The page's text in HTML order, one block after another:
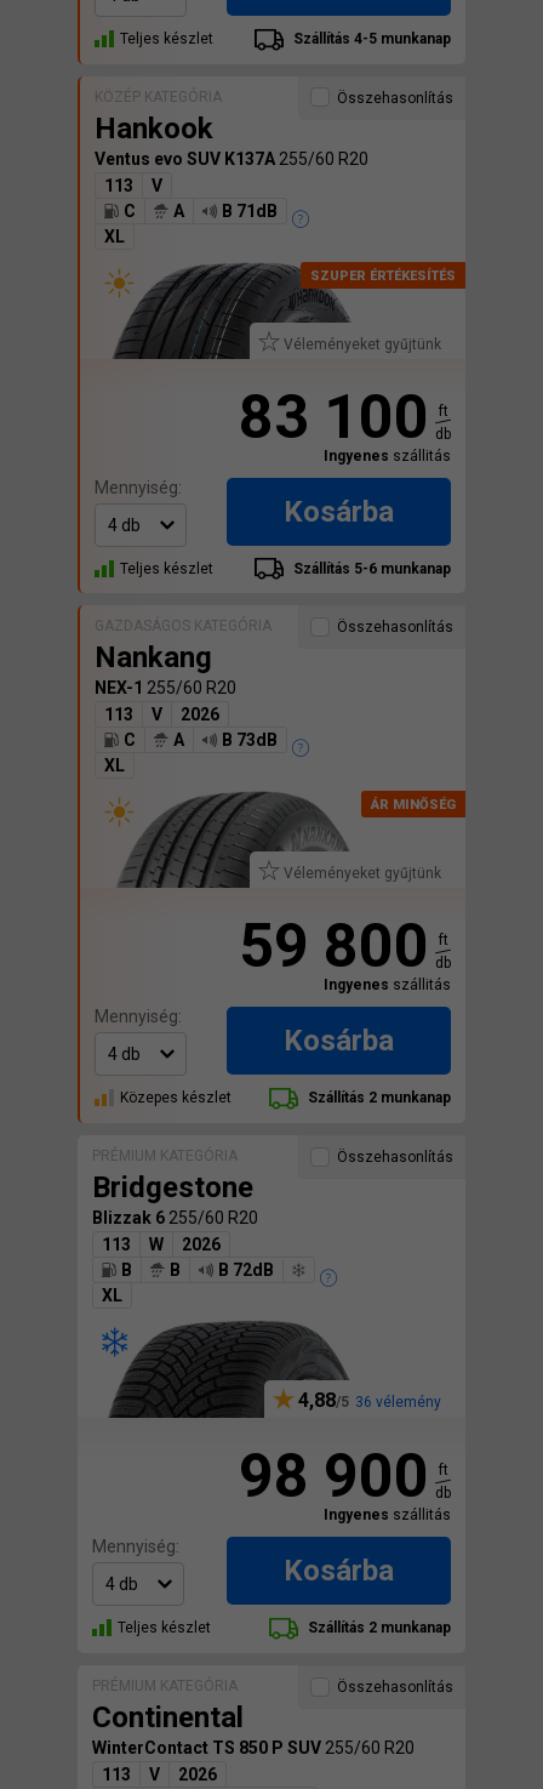
Teljes készlet Szállítás 4-5 munkanap
KÖZÉP KATEGÓRIA
Hankook
Ventus evo SUV K137A 255/60 R20
113
V
C
A
B 71dB
XL
Véleményeket gyűjtünk
Összehasonlítás
83 100
ft
db
Ingyenes szállitás
Mennyiség:
Kosárba
Teljes készlet Szállítás 5-6 munkanap
GAZDASÁGOS KATEGÓRIA
Nankang
NEX-1 255/60 R20
113
V
2026
C
A
B 73dB
XL
Véleményeket gyűjtünk
Összehasonlítás
59 800
ft
db
Ingyenes szállitás
Mennyiség:
Kosárba
Közepes készlet Szállítás 2 munkanap
PRÉMIUM KATEGÓRIA
Bridgestone
Blizzak 6 255/60 R20
113
W
2026
B
B
B 72dB
XL
4,88 36 vélemény
Összehasonlítás
98 900
ft
db
Ingyenes szállitás
Mennyiség:
Kosárba
Teljes készlet Szállítás 2 munkanap
PRÉMIUM KATEGÓRIA
Continental
WinterContact TS 850 P SUV 255/60 R20
113
V
2026
Összehasonlítás